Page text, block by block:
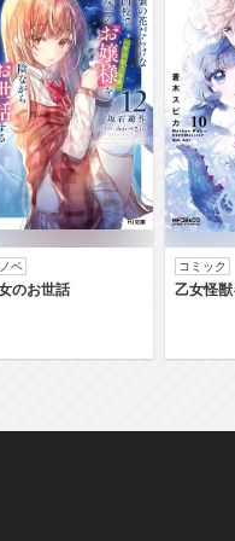
ベ
のお世話
コミック
乙女怪